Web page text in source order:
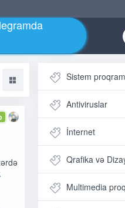
Sistem
Antiviruslar
İnternet
Qrafika və
Multimedia